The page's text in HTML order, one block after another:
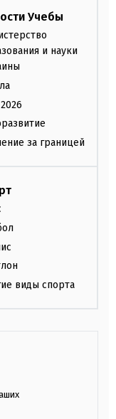
Учебы
и науки
за границей
виды спорта